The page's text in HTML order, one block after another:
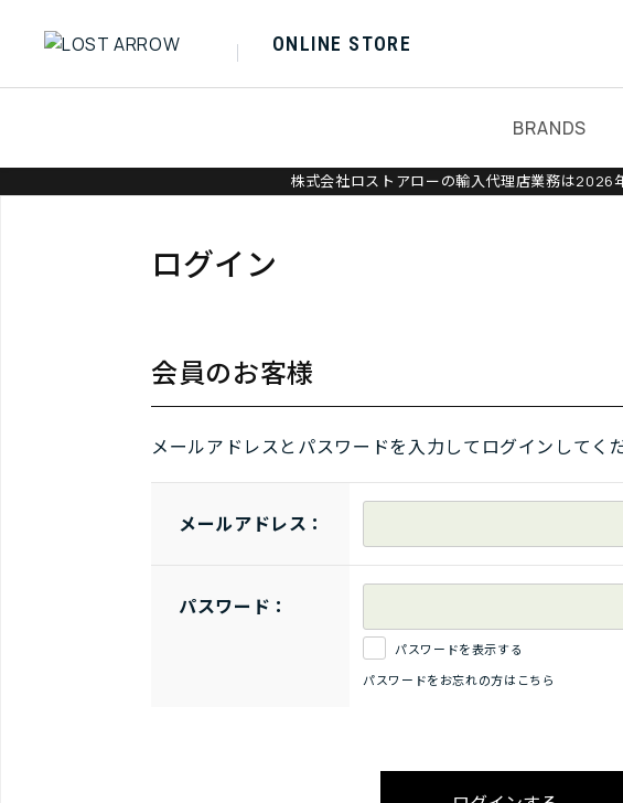
ONLINE STORE
BRANDS
株式会社ロストアローの輸入代理店業務は2026
ログイン
会員のお客様
メールアドレスとパスワードを入力してログインしてくだ
メールアドレス：
パスワード：
パスワードを表示する
パスワードをお忘れの方はこちら